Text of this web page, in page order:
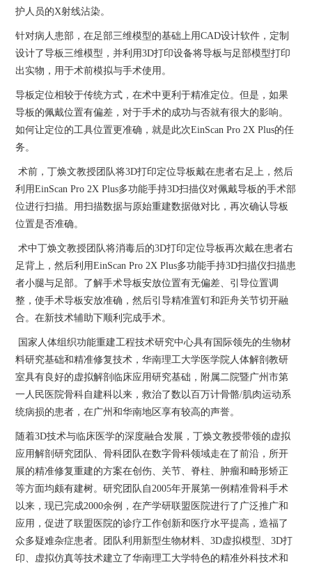
护人员的X射线沾染。
针对病人患部，在足部三维模型的基础上用CAD设计软件，定制
设计了导板三维模型，并利用3D打印设备将导板与足部模型打印
出实物，用于术前模拟与手术使用。
导板定位相较于传统方式，在术中更利于精准定位。但是，如果
导板的佩戴位置有偏差，对于手术的成功与否就有很大的影响。
如何让定位的工具位置更准确，就是此次EinScan Pro 2X Plus的任
务。
术前，丁焕文教授团队将3D打印定位导板戴在患者右足上，然后
利用EinScan Pro 2X Plus多功能手持3D扫描仪对佩戴导板的手术部
位进行扫描。用扫描数据与原始重建数据做对比，再次确认导板
位置是否准确。
术中丁焕文教授团队将消毒后的3D打印定位导板再次戴在患者右
足背上，然后利用EinScan Pro 2X Plus多功能手持3D扫描仪扫描患
者小腿与足部。了解手术导板安放位置有无偏差、引导位置调
整，使手术导板安放准确，然后引导精准置钉和距舟关节切开融
合。在新技术辅助下顺利完成手术。
国家人体组织功能重建工程技术研究中心具有国际领先的生物材
料研究基础和精准修复技术，华南理工大学医学院人体解剖教研
室具有良好的虚拟解剖临床应用研究基础，附属二院暨广州市第
一人民医院骨科自建科以来，救治了数以百万计骨骼/肌肉运动系
统病损的患者，在广州和华南地区享有较高的声誉。
随着3D技术与临床医学的深度融合发展，丁焕文教授带领的虚拟
应用解剖研究团队、骨科团队在数字骨科领域走在了前沿，所开
展的精准修复重建的方案在创伤、关节、脊柱、肿瘤和畸形矫正
等方面均颇有建树。研究团队自2005年开展第一例精准骨科手术
以来，现已完成2000余例，在产学研联盟医院进行了广泛推广和
应用，促进了联盟医院的诊疗工作创新和医疗水平提高，造福了
众多疑难杂症患者。团队利用新型生物材料、3D虚拟模型、3D打
印、虚拟仿真等技术建立了华南理工大学特色的精准外科技术和